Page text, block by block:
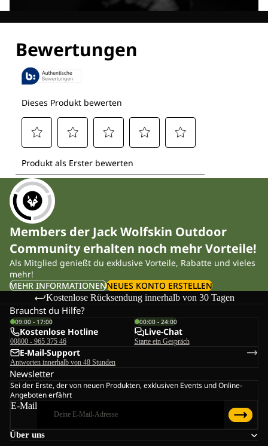
Members der Jack Wolfskin Outdoor
Community erhalten noch mehr Vorteile!
Als Mitglied genießt du exklusive Vorteile, Rabatte und vieles
mehr!
MEHR INFORMATIONENNEUES KONTO ERSTELLEN
Kostenlose Rücksendung innerhalb von 30 Tagen
Über uns
Brauchst du Hilfe?
09:00 - 17:00
Kostenlose Hotline
00800 - 965 375 46
00:00 - 24:00
Live-Chat
Starte ein Gespräch
E-Mail-Support
Antworten innerhalb von 48 Stunden
Newsletter
Sei der Erste, der von neuen Produkten, exklusiven Events und Online-
Angeboten erfährt
E-Mail